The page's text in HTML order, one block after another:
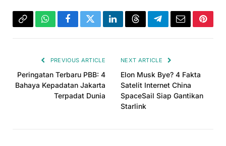
Copy WhatsAppFacebookTwitterLinkedInThreadsTelegramEmail
PREVIOUS ARTICLE
Peringatan Terbaru PBB: 4
Bahaya Kepadatan Jakarta
Terpadat Dunia
NEXT ARTICLE
Elon Musk Bye? 4 Fakta
Satelit Internet China
SpaceSail Siap Gantikan
Starlink